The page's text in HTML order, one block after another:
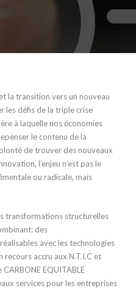
la transition vers un nouveau
les défis de la triple crise
à laquelle nos économies
le contenu de la
de trouver des nouveaux
l’enjeu n’est pas le
ou radicale, mais
transformations structurelles
des
avec les technologies
recours accru aux N.T.I.C et
EQUITABLE
services pour les entreprises